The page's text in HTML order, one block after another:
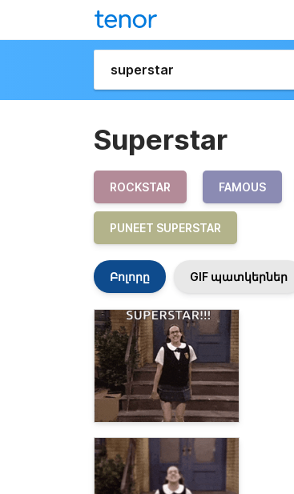
Superstar
ROCKSTAR FAMOUS
PUNEET SUPERSTAR
Բոլորը GIF պատկերներ